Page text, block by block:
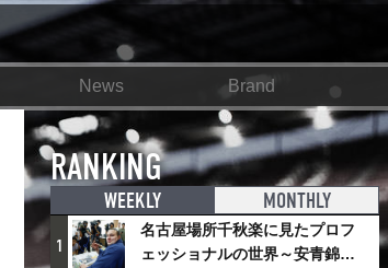
News Brand
RANKING
WEEKLY MONTHLY
1
名古屋場所千秋楽に見たプロフ
ェッショナルの世界～安青錦の